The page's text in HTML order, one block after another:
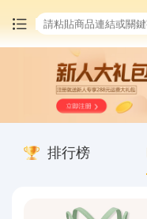
中國商品代購
集運服務排行榜